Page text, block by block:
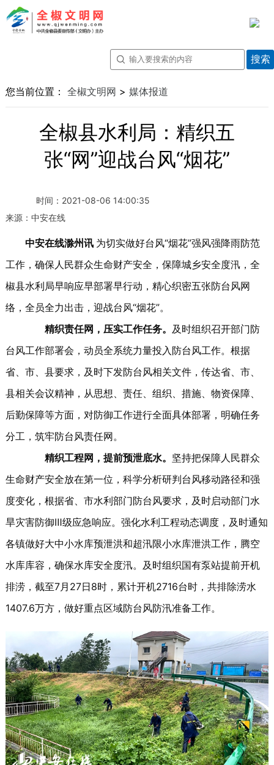
您当前位置： 全椒文明网 > 媒体报道
全椒县水利局：精织五
张“网”迎战台风“烟花”
时间： 2021-08-06 14:00:35
来源： 中安在线
中安在线滁州讯 为切实做好台风“烟花”强风强降雨防范
工作，确保人民群众生命财产安全，保障城乡安全度汛，全
椒县水利局早响应早部署早行动，精心织密五张防台风网
络，全员全力出击，迎战台风“烟花”。
精织责任网，压实工作任务。 及时组织召开部门防
台风工作部署会，动员全系统力量投入防台风工作。根据
省、市、县要求，及时下发防台风相关文件，传达省、市、
县相关会议精神，从思想、责任、组织、措施、物资保障、
后勤保障等方面，对防御工作进行全面具体部署，明确任务
分工，筑牢防台风责任网。
精织工程网，提前预泄底水。 坚持把保障人民群众
生命财产安全放在第一位，科学分析研判台风移动路径和强
度变化，根据省、市水利部门防台风要求，及时启动部门水
旱灾害防御Ⅲ级应急响应。强化水利工程动态调度，及时通知
各镇做好大中小水库预泄洪和超汛限小水库泄洪工作，腾空
水库库容，确保水库安全度汛。及时组织国有泵站提前开机
排涝，截至7月27日8时，累计开机2716台时，共排除涝水
1407.6万方，做好重点区域防台风防汛准备工作。